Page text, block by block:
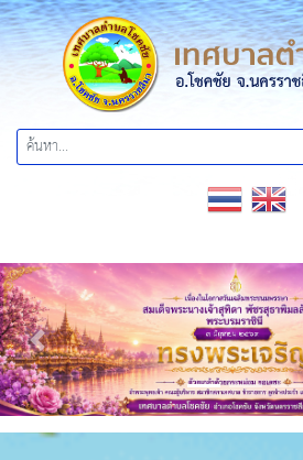
Previous